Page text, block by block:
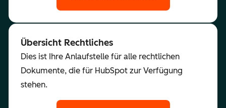
Übersicht Rechtliches
Dies ist Ihre Anlaufstelle für alle rechtlichen
Dokumente, die für HubSpot zur Verfügung
stehen.